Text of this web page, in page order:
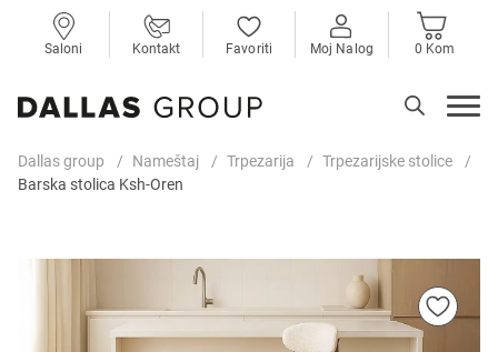
Saloni Kontakt Favoriti Moj Nalog 0 Kom
Dallas group Nameštaj Trpezarija
Trpezarijske stolice
Barska stolica Ksh-Oren